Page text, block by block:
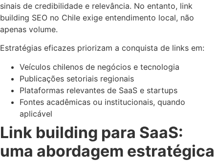
sinais de credibilidade e relevância. No entanto, link
building SEO no Chile exige entendimento local, não
apenas volume.
Estratégias eficazes priorizam a conquista de links em:
Veículos chilenos de negócios e tecnologia
Publicações setoriais regionais
Plataformas relevantes de SaaS e startups
Fontes acadêmicas ou institucionais, quando
aplicável
Link building para SaaS:
uma abordagem estratégica